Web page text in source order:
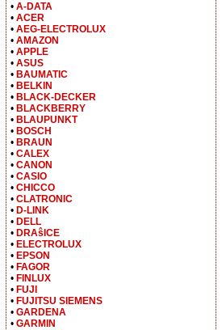
• A-DATA
• ACER
• AEG-ELECTROLUX
• AMAZON
• APPLE
• ASUS
• BAUMATIC
• BELKIN
• BLACK-DECKER
• BLACKBERRY
• BLAUPUNKT
• BOSCH
• BRAUN
• CALEX
• CANON
• CASIO
• CHICCO
• CLATRONIC
• D-LINK
• DELL
• DRAŝICE
• ELECTROLUX
• EPSON
• FAGOR
• FINLUX
• FUJI
• FUJITSU SIEMENS
• GARDENA
• GARMIN